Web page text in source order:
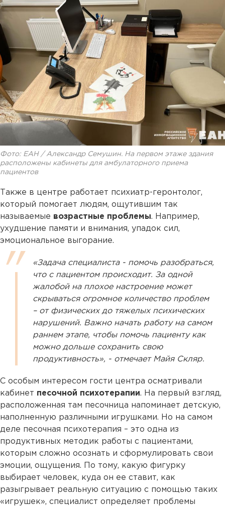
Фото: ЕАН / Александр Семушин. На первом этаже здания
расположены кабинеты для амбулаторного приема
пациентов
Также в центре работает психиатр-геронтолог,
который помогает людям, ощутившим так
называемые возрастные проблемы. Например,
ухудшение памяти и внимания, упадок сил,
эмоциональное выгорание.
«Задача специалиста - помочь разобраться,
что с пациентом происходит. За одной
жалобой на плохое настроение может
скрываться огромное количество проблем
– от физических до тяжелых психических
нарушений. Важно начать работу на самом
раннем этапе, чтобы помочь пациенту как
можно дольше сохранить свою
продуктивность», - отмечает Майя Скляр.
С особым интересом гости центра осматривали
кабинет песочной психотерапии. На первый взгляд,
расположенная там песочница напоминает детскую,
наполненную различными игрушками. Но на самом
деле песочная психотерапия – это одна из
продуктивных методик работы с пациентами,
которым сложно осознать и сформулировать свои
эмоции, ощущения. По тому, какую фигурку
выбирает человек, куда он ее ставит, как
разыгрывает реальную ситуацию с помощью таких
«игрушек», специалист определяет проблемы